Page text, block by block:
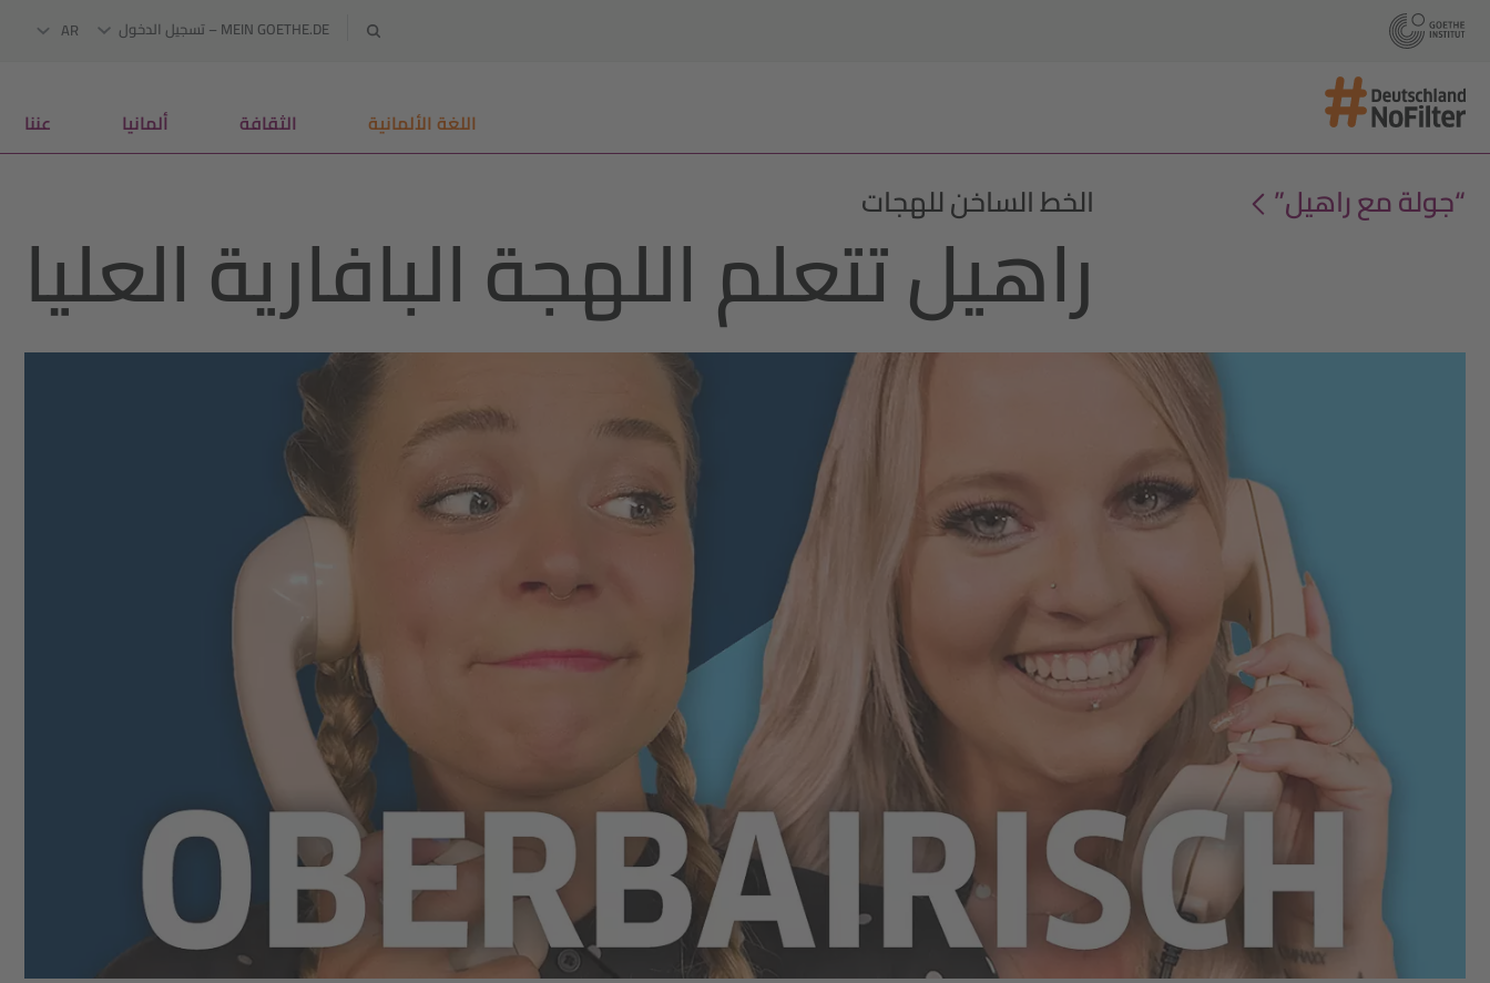
MEIN GOETHE.DE – تسجيل الدخول
AR
اللغة الألمانية الثقافة ألمانيا عننا
“جولة مع راهيل” الخط الساخن للهجات
راهيل تتعلم اللهجة البافارية العليا